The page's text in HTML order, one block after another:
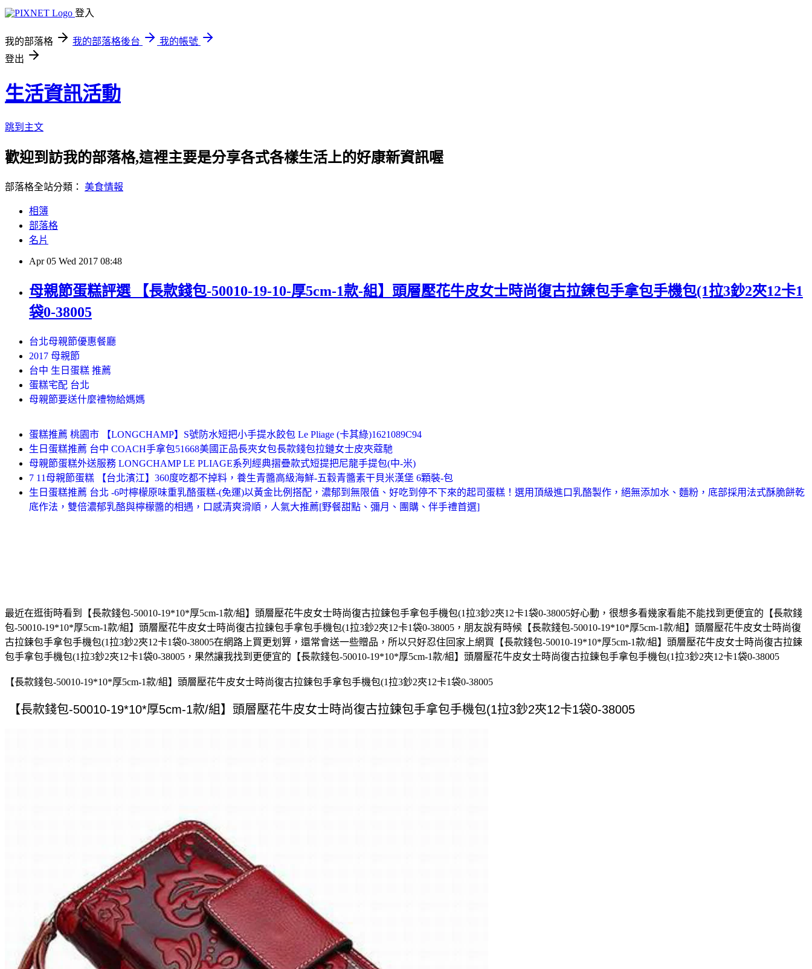
登入
我的部落格 我的部落格後台
我的帳號
登出
生活資訊活動
跳到主文
歡迎到訪我的部落格,這裡主要是分享各式各樣生活上的好康新資訊喔
部落格全站分類： 美食情報
相簿
部落格
名片
Apr 05 Wed 2017 08:48
母親節蛋糕評選 【長款錢包-50010-19-10-厚5cm-1款-組】頭層壓花牛皮女士時尚復古拉鍊包手拿包手機包(1拉3鈔2夾12卡1
袋0-38005
台北母親節優惠餐廳
2017 母親節
台中 生日蛋糕 推薦
蛋糕宅配 台北
母親節要送什麼禮物給媽媽
蛋糕推薦 桃園市 【LONGCHAMP】S號防水短把小手提水餃包 Le Pliage (卡其綠)1621089C94
生日蛋糕推薦 台中 COACH手拿包51668美國正品長夾女包長款錢包拉鏈女士皮夾蔻馳
母親節蛋糕外送服務 LONGCHAMP LE PLIAGE系列經典摺疊款式短提把尼龍手提包(中-米)
7 11母親節蛋糕 【台北濱江】360度吃都不掉料，養生青醬高級海鮮-五縠青醬素干貝米漢堡 6顆裝-包
生日蛋糕推薦 台北 -6吋檸檬原味重乳酪蛋糕-(免運)以黃金比例搭配，濃郁到無限值、好吃到停不下來的起司蛋糕！選用頂級進口乳酪製作，絕無添加水、麵粉，底部採用法式酥脆餅乾
底作法，雙倍濃郁乳酪與檸檬醬的相遇，口感清爽滑順，人氣大推薦[野餐甜點、彌月、團購、伴手禮首選]
最近在逛街時看到【長款錢包-50010-19*10*厚5cm-1款/組】頭層壓花牛皮女士時尚復古拉鍊包手拿包手機包(1拉3鈔2夾12卡1袋0-38005好心動，很想多看幾家看能不能找到更便宜的【長款錢
包-50010-19*10*厚5cm-1款/組】頭層壓花牛皮女士時尚復古拉鍊包手拿包手機包(1拉3鈔2夾12卡1袋0-38005，朋友說有時候【長款錢包-50010-19*10*厚5cm-1款/組】頭層壓花牛皮女士時尚復
古拉鍊包手拿包手機包(1拉3鈔2夾12卡1袋0-38005在網路上買更划算，還常會送一些贈品，所以只好忍住回家上網買【長款錢包-50010-19*10*厚5cm-1款/組】頭層壓花牛皮女士時尚復古拉鍊
包手拿包手機包(1拉3鈔2夾12卡1袋0-38005，果然讓我找到更便宜的【長款錢包-50010-19*10*厚5cm-1款/組】頭層壓花牛皮女士時尚復古拉鍊包手拿包手機包(1拉3鈔2夾12卡1袋0-38005
【長款錢包-50010-19*10*厚5cm-1款/組】頭層壓花牛皮女士時尚復古拉鍊包手拿包手機包(1拉3鈔2夾12卡1袋0-38005